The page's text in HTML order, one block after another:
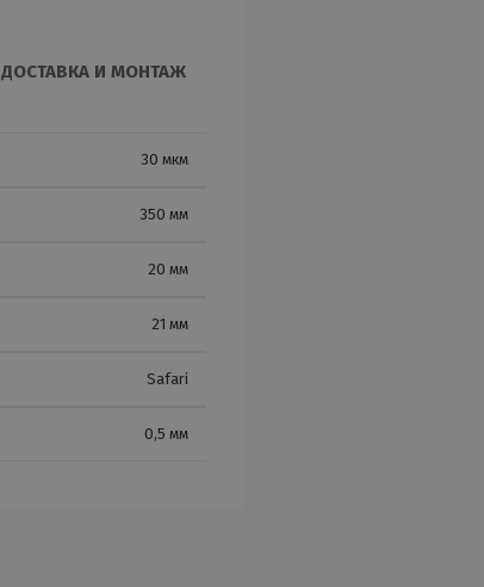
ДОСТАВКА И МОНТАЖ
30 мкм
350 мм
20 мм
21 мм
Safari
0,5 мм